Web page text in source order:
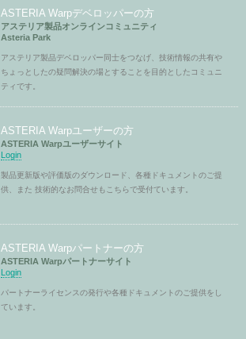
ASTERIA Warpデベロッパーの方
アステリア製品オンラインコミュニティ
Asteria Park
アステリア製品デベロッパー同士をつなげ、技術情報の共有や
ちょっとしたの疑問解決の場とすることを目的としたコミュニ
ティです。
ASTERIA Warpユーザーの方
ASTERIA Warpユーザーサイト
Login
製品更新版や評価版のダウンロード、各種ドキュメントのご提
供、また 技術的なお問合せもこちらで受付ています。
ASTERIA Warpパートナーの方
ASTERIA Warpパートナーサイト
Login
パートナーライセンスの発行や各種ドキュメントのご提供をし
ています。